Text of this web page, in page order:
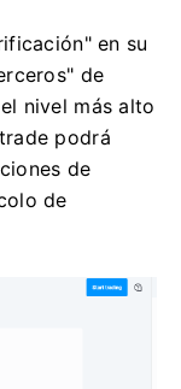
en su
de
nivel más alto
podrá
de
de